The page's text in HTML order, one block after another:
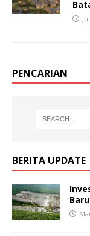
PENCARIAN
BERITA UPDATE